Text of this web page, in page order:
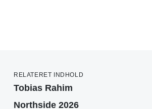
RELATERET INDHOLD
Tobias Rahim
Northside 2026